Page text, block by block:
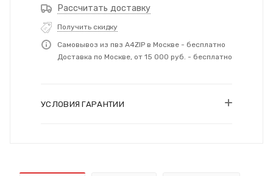
Рассчитать доставку
Получить скидку
Самовывоз из пвз A4ZIP в Москве - бесплатно
Доставка по Москве, от 15 000 руб. - бесплатно
УСЛОВИЯ ГАРАНТИИ